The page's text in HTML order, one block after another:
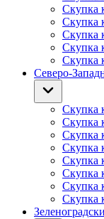
Скупка
Скупка
Скупка
Скупка
Скупка
Северо-
Скупка
Скупка
Скупка
Скупка
Скупка
Скупка
Скупка
Скупка